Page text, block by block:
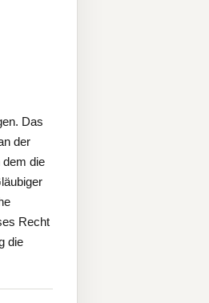
Das
der
dem die
Recht
die